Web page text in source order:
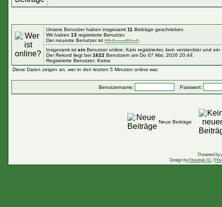
Unsere Benutzer haben insgesamt 11 Beiträge geschrieben.
Wir haben 13 registrierte Benutzer.
Der neueste Benutzer ist ==-=-------==---=
Insgesamt ist ein Benutzer online: Kein registrierter, kein versteckter und
Der Rekord liegt bei 1622 Benutzern am Do 07 Mai, 2026 20:44.
Registrierte Benutzer: Keine
Diese Daten zeigen an, wer in den letzten 5 Minuten online war.
Benutzername: Passwort:
Neue Beiträge
Powered by
Design byFreestyle XL /